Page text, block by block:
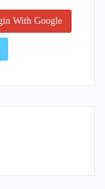
With Google